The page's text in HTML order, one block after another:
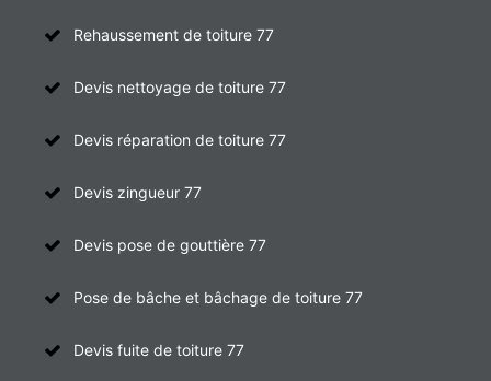
Rehaussement de toiture 77
Devis nettoyage de toiture 77
Devis réparation de toiture 77
Devis zingueur 77
Devis pose de gouttière 77
Pose de bâche et bâchage de toiture 77
Devis fuite de toiture 77